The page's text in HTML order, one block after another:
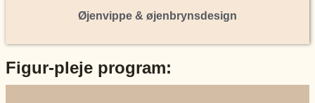
Øjenvippe & øjenbrynsdesign
Figur-pleje program: